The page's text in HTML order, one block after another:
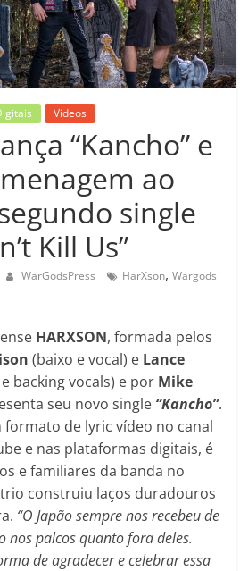
Vídeos
“Kancho” e
ao
single
Kill Us”
WarGodsPress HarXson,Wargods
HARXSON, formada pelos
(baixo e vocal) e Lance
backing vocals) e por Mike
seu novo single “Kancho”.
formato de lyric vídeo no canal
e nas plataformas digitais, é
e familiares da banda no
trio construiu laços duradouros
“O Japão sempre nos recebeu de
nos palcos quanto fora deles.
de agradecer e celebrar essa